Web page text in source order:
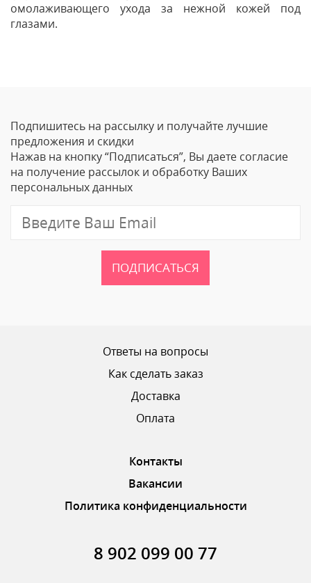
омолаживающего ухода за нежной кожей под
глазами.
Ваше Имя
Email
ОТПРАВИТЬ ОТЗЫВ
Подпишитесь на рассылку и получайте лучшие
предложения и скидки
Нажав на кнопку “Подписаться”, Вы даете согласие
на получение рассылок и обработку Ваших
персональных данных
ПОДПИСАТЬСЯ
Ответы на вопросы
Как сделать заказ
Доставка
Оплата
Контакты
Вакансии
Политика конфиденциальности
8 902 099 00 77